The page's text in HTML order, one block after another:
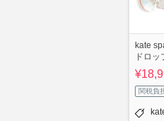
kate
ドロ
関税負